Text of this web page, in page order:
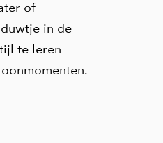
of
in de
te leren